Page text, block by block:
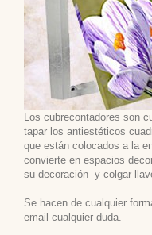
Los cubrecontadores son
tapar los antiestéticos
que están colocados a la
convierte en espacios
su decoración y colgar
Se hacen de cualquier
email cualquier duda.